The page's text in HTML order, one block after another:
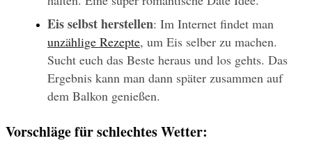
Eis selbst herstellen
unzählige Rezepte, um Eis selber zu machen.
Sucht euch das Beste heraus und los gehts. Das
Ergebnis kann man dann später zusammen auf
dem Balkon genießen.
Vorschläge für schlechtes Wetter: